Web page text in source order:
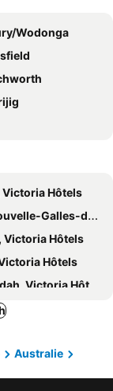
Wodonga
Hôtels
Galles-du-Sud Hôtels
Victoria Hôtels
Hôtels
Victoria Hôtels
Victoria Hôtels
Hôtels
Victoria Hôtels
Australie